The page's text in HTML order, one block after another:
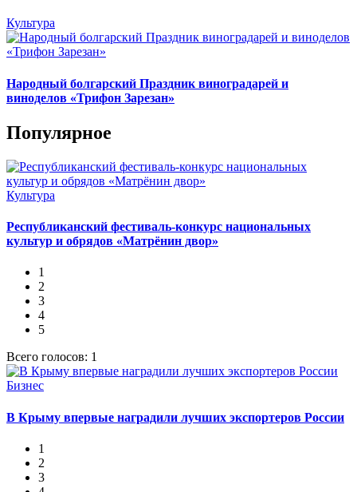
Культура
Народный болгарский Праздник виноградарей и
виноделов «Трифон Зарезан»
Популярное
Культура
Республиканский фестиваль-конкурс национальных
культур и обрядов «Матрёнин двор»
1
2
3
4
5
Всего голосов: 1
Бизнес
В Крыму впервые наградили лучших экспортеров России
1
2
3